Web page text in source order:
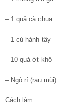
– 1 quả cà chua
– 1 củ hành tây
– 10 quả ớt khô
– Ngò rí (rau mùi).
Cách làm: